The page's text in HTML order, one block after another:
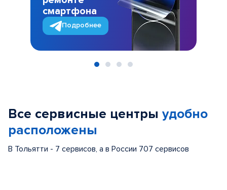
смартфона
Подробнее
Все сервисные центры удобно
расположены
В Тольятти - 7 сервисов, а в России 707 сервисов